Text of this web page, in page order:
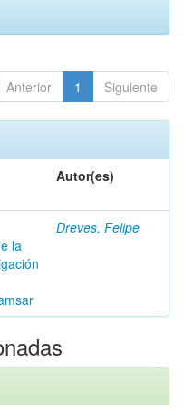
Anterior 1 Siguiente
Autor(es)
la
Dreves, Felipe